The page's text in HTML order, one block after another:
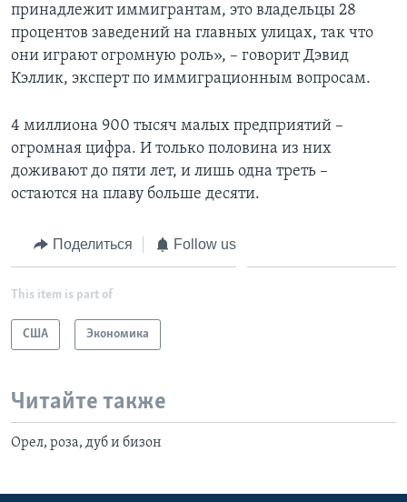
принадлежит иммигрантам, это владельцы 28
процентов заведений на главных улицах, так что
они играют огромную роль», – говорит Дэвид
Кэллик, эксперт по иммиграционным вопросам.
4 миллиона 900 тысяч малых предприятий –
огромная цифра. И только половина из них
доживают до пяти лет, и лишь одна треть –
остаются на плаву больше десяти.
Поделиться Follow us
This item is part of
США Экономика
Читайте также
Орел, роза, дуб и бизон